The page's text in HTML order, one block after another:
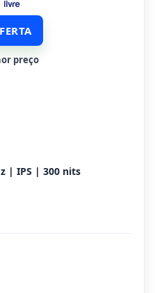
preço
| IPS | 300 nits